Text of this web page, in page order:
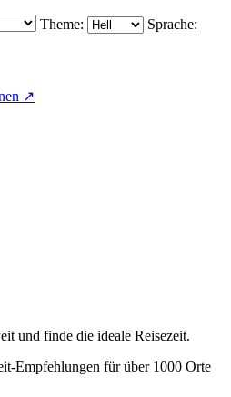
Theme: Sprache:
↗
und finde die ideale Reisezeit.
Empfehlungen für über 1000 Orte